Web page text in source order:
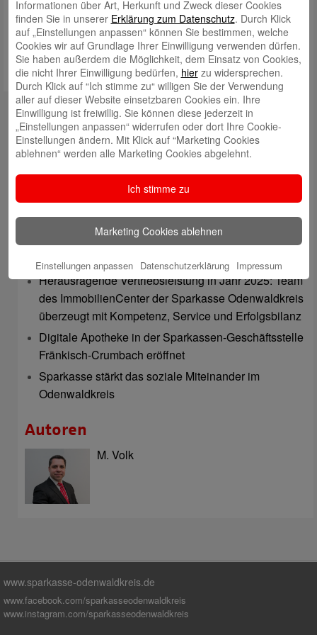
Karina Krenz (Mitte, mit Stern) leitete das Seminar für die Odenwälder
Erzieherinnen.
Kontakt
mail@sparkasse-odenwaldkreis.de
Telefon: 06062 500
Sparkassen Kino Open-Air-Sommer 2026 startet
Öffnungszeiten der Sparkasse zum Wiesenmarkt
Herausragende Vertriebsleistung in Jahr 2025: Team
des ImmobilienCenter der Sparkasse Odenwaldkreis
überzeugt mit Kompetenz, Service und Erfolgsbilanz
Digitale Apotheke in der Sparkassen-Geschäftsstelle
Fränkisch-Crumbach eröffnet
Sparkasse stärkt das soziale Miteinander im
Odenwaldkreis
Autoren
M. Volk
www.sparkasse-odenwaldkreis.de
www.facebook.com/sparkasseodenwaldkreis
www.instagram.com/sparkasseodenwaldkreis
Informationen über Art, Herkunft und Zweck dieser Cookies
finden Sie in unserer Erklärung zum Datenschutz. Durch Klick
auf „Einstellungen anpassen“ können Sie bestimmen, welche
Cookies wir auf Grundlage Ihrer Einwilligung verwenden dürfen.
Sie haben außerdem die Möglichkeit, dem Einsatz von Cookies,
die nicht Ihrer Einwilligung bedürfen, hierzu widersprechen.
Durch Klick auf “Ich stimme zu“ willigen Sie der Verwendung
aller auf dieser Website einsetzbaren Cookies ein. Ihre
Einwilligung ist freiwillig. Sie können diese jederzeit in
„Einstellungen anpassen“ widerrufen oder dort Ihre Cookie-
Einstellungen ändern. Mit Klick auf “Marketing Cookies
ablehnen“ werden alle Marketing Cookies abgelehnt.
Ich stimme zu
Marketing Cookies ablehnen
Einstellungen anpassen Datenschutzerklärung Impressum